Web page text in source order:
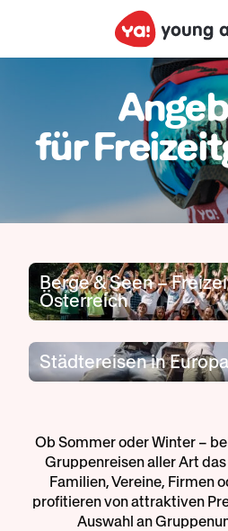
für
Berge & Seen –
Österreich
Städtereisen in Europa
Ob Sommer oder Winter –
Gruppenreisen aller Art
Familien, Vereine, Firmen
profitieren von attraktiven
Auswahl an